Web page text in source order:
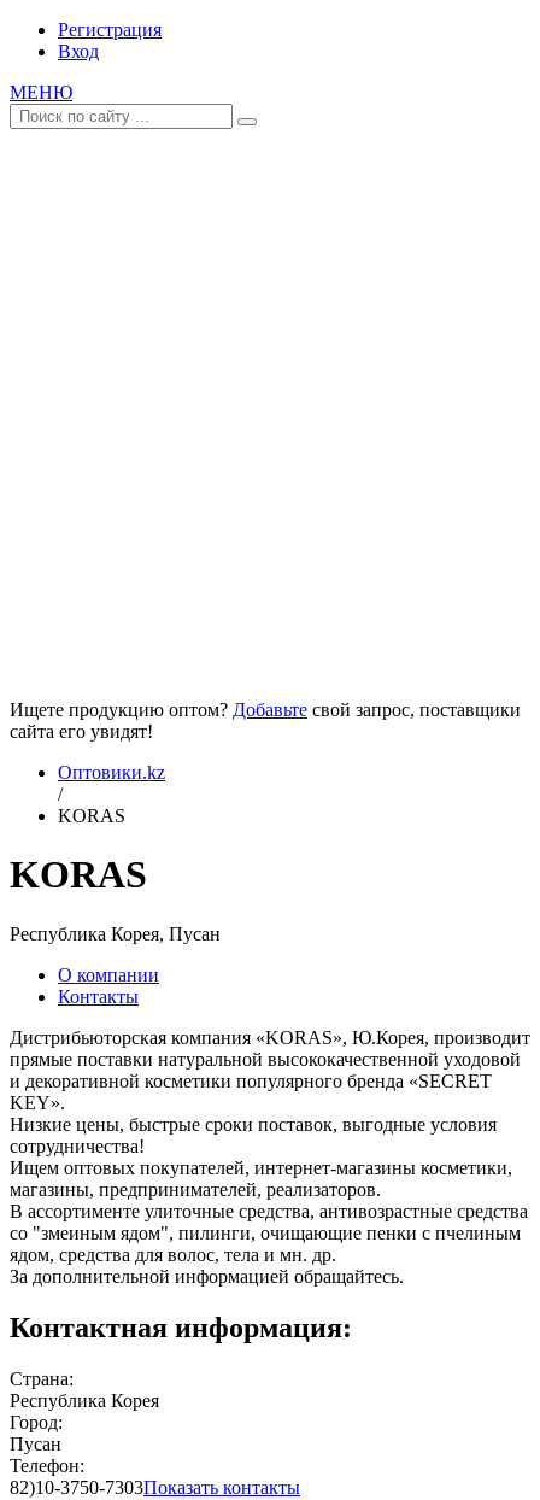
Регистрация
Вход
МЕНЮ
Ищете продукцию оптом? Добавьте свой запрос, поставщики
сайта его увидят!
Оптовики.kz
/
KORAS
KORAS
Республика Корея, Пусан
О компании
Контакты
Дистрибьюторская компания «KORAS», Ю.Корея, производит
прямые поставки натуральной высококачественной уходовой
и декоративной косметики популярного бренда «SECRET
KEY».
Низкие цены, быстрые сроки поставок, выгодные условия
сотрудничества!
Ищем оптовых покупателей, интернет-магазины косметики,
магазины, предпринимателей, реализаторов.
В ассортименте улиточные средства, антивозрастные средства
со "змеиным ядом", пилинги, очищающие пенки с пчелиным
ядом, средства для волос, тела и мн. др.
За дополнительной информацией обращайтесь.
Контактная информация:
Страна:
Республика Корея
Город:
Пусан
Телефон:
82)10-3750-7303Показать контакты